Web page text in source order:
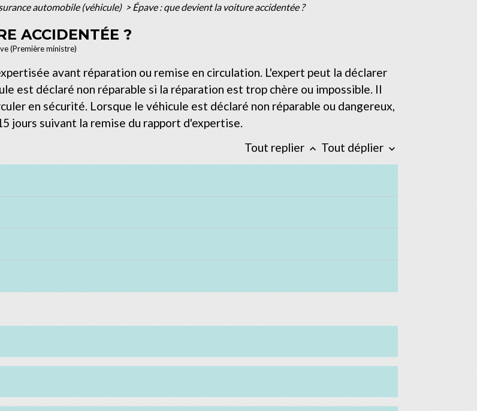
automobile (véhicule) > Épave : que devient la voiture accidentée ?
ACCIDENTÉE ?
(Première ministre)
avant réparation ou remise en circulation. L'expert peut la déclarer
est déclaré non réparable si la réparation est trop chère ou impossible. Il
en sécurité. Lorsque le véhicule est déclaré non réparable ou dangereux,
jours suivant la remise du rapport d'expertise.
Tout replier keyboard_arrow_up Tout déplier keyboard_arrow_down